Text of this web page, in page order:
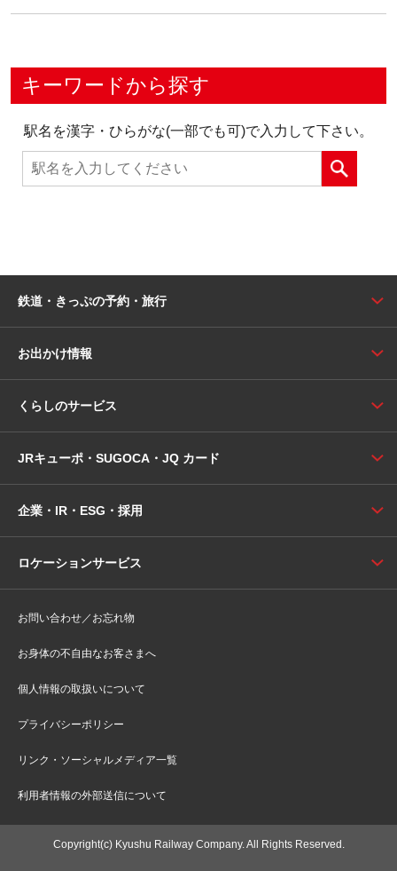
キーワードから探す
駅名を漢字・ひらがな(一部でも可)で入力して下さい。
鉄道・きっぷの予約・旅行
お出かけ情報
くらしのサービス
JRキューポ・SUGOCA・JQ カード
企業・IR・ESG・採用
ロケーションサービス
お問い合わせ／お忘れ物
お身体の不自由なお客さまへ
個人情報の取扱いについて
プライバシーポリシー
リンク・ソーシャルメディア一覧
利用者情報の外部送信について
Copyright(c) Kyushu Railway Company. All Rights Reserved.